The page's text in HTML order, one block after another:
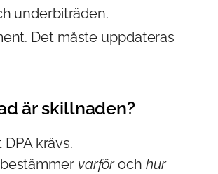
underbiträden.
Det måste uppdateras
är skillnaden?
krävs.
varföroch hur